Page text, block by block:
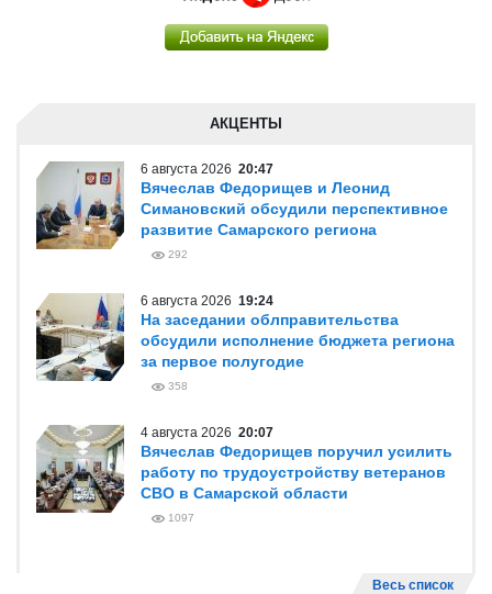
АКЦЕНТЫ
6 августа 2026 20:47
Вячеслав Федорищев и Леонид
Симановский обсудили перспективное
развитие Самарского региона
292
6 августа 2026 19:24
На заседании облправительства
обсудили исполнение бюджета региона
за первое полугодие
358
4 августа 2026 20:07
Вячеслав Федорищев поручил усилить
работу по трудоустройству ветеранов
СВО в Самарской области
1097
Весь список